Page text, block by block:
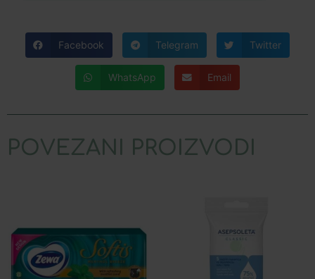
Facebook Telegram Twitter
WhatsApp Email
POVEZANI PROIZVODI